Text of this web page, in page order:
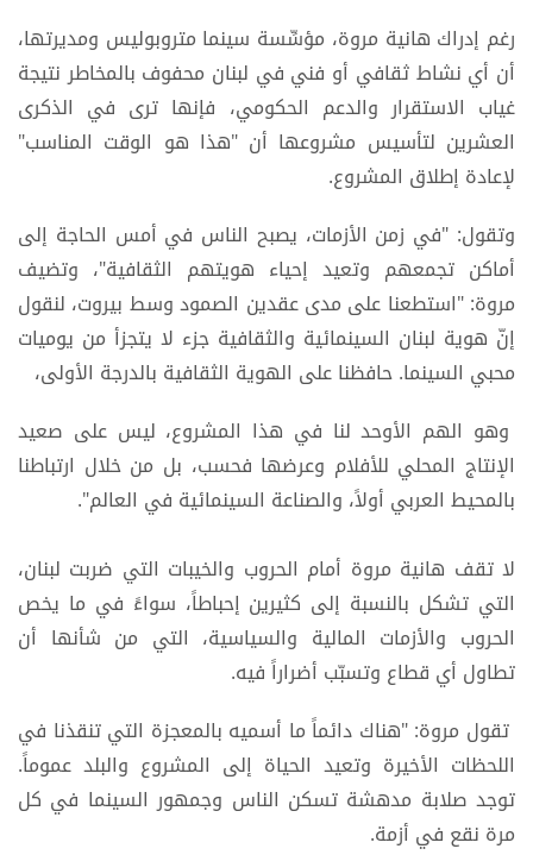
رغم إدراك هانية مروة، مؤسِّسة سينما متروبوليس ومديرتها،
أن أي نشاط ثقافي أو فني في لبنان محفوف بالمخاطر نتيجة
غياب الاستقرار والدعم الحكومي، فإنها ترى في الذكرى
العشرين لتأسيس مشروعها أن "هذا هو الوقت المناسب"
لإعادة إطلاق المشروع.
وتقول: "في زمن الأزمات، يصبح الناس في أمس الحاجة إلى
أماكن تجمعهم وتعيد إحياء هويتهم الثقافية"، وتضيف
مروة: "استطعنا على مدى عقدين الصمود وسط بيروت، لنقول
إنّ هوية لبنان السينمائية والثقافية جزء لا يتجزأ من يوميات
محبي السينما. حافظنا على الهوية الثقافية بالدرجة الأولى،
وهو الهم الأوحد لنا في هذا المشروع، ليس على صعيد
الإنتاج المحلي للأفلام وعرضها فحسب، بل من خلال ارتباطنا
بالمحيط العربي أولاً، والصناعة السينمائية في العالم".
لا تقف هانية مروة أمام الحروب والخيبات التي ضربت لبنان،
التي تشكل بالنسبة إلى كثيرين إحباطاً، سواءً في ما يخص
الحروب والأزمات المالية والسياسية، التي من شأنها أن
تطاول أي قطاع وتسبّب أضراراً فيه.
تقول مروة: "هناك دائماً ما أسميه بالمعجزة التي تنقذنا في
اللحظات الأخيرة وتعيد الحياة إلى المشروع والبلد عموماً.
توجد صلابة مدهشة تسكن الناس وجمهور السينما في كل
مرة نقع في أزمة.